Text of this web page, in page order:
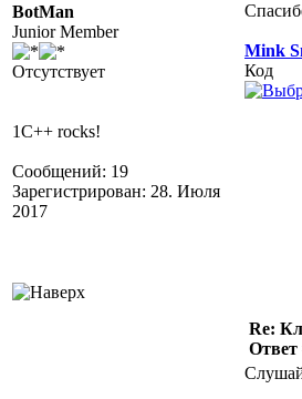
BotMan
Junior Member
Отсутствует
1C++ rocks!
Сообщений: 19
Зарегистрирован: 28. Июля
2017
Mink
Код
Re:
Ответ